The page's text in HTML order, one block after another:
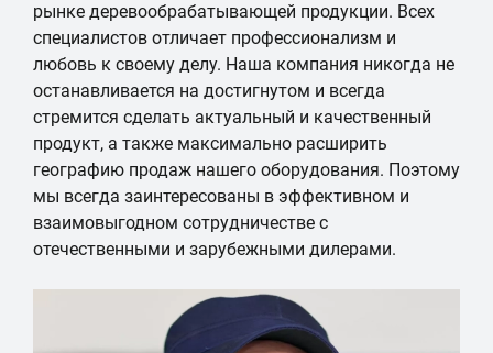
рынке деревообрабатывающей продукции. Всех
специалистов отличает профессионализм и
любовь к своему делу. Наша компания никогда не
останавливается на достигнутом и всегда
стремится сделать актуальный и качественный
продукт, а также максимально расширить
географию продаж нашего оборудования. Поэтому
мы всегда заинтересованы в эффективном и
взаимовыгодном сотрудничестве с
отечественными и зарубежными дилерами.